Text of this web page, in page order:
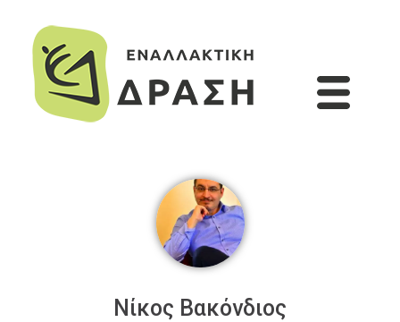
Νίκος Βακόνδιος